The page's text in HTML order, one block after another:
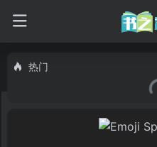
热门